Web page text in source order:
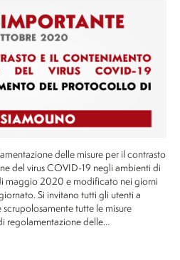
delle misure per il contrasto
del virus COVID-19 negli ambienti di
maggio 2020 e modificato nei giorni
Si invitano tutti gli utenti a
tutte le misure
regolamentazione delle…